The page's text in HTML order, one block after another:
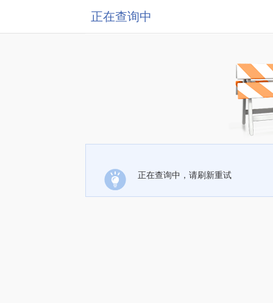
正在查询中
正在查询中，请刷新重试